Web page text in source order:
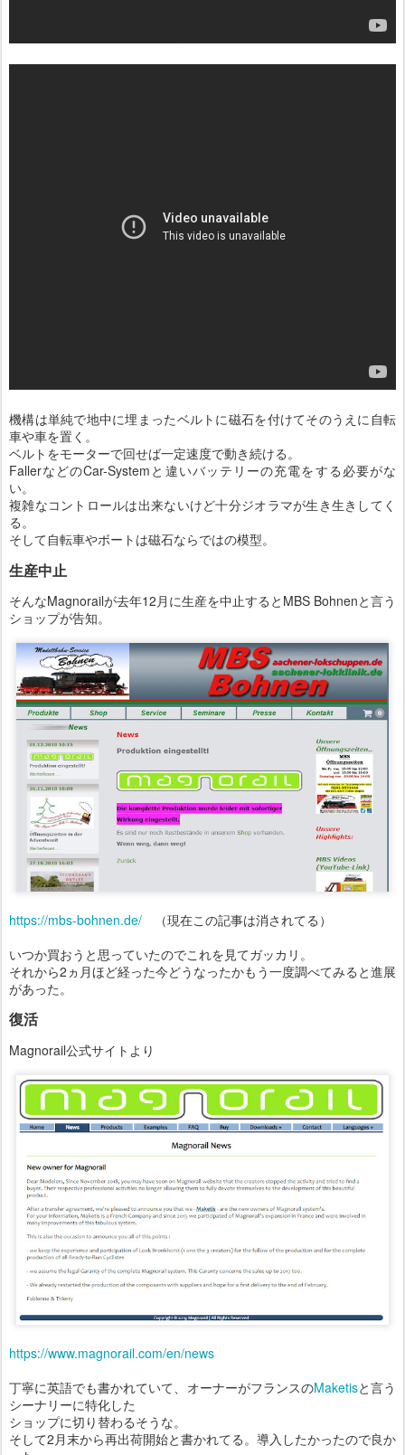
機構は単純で地中に埋まったベルトに磁石を付けてそのうえに自転
車や車を置く。
ベルトをモーターで回せば一定速度で動き続ける。
FallerなどのCar-Systemと違いバッテリーの充電をする必要がな
い。
複雑なコントロールは出来ないけど十分ジオラマが生き生きしてく
る。
そして自転車やボートは磁石ならではの模型。
生産中止
そんなMagnorailが去年12月に生産を中止するとMBS Bohnenと言う
ショップが告知。
https://mbs-bohnen.de/ （現在この記事は消されてる）
いつか買おうと思っていたのでこれを見てガッカリ。
それから2ヵ月ほど経った今どうなったかもう一度調べてみると進展
があった。
復活
Magnorail公式サイトより
https://www.magnorail.com/en/news
丁寧に英語でも書かれていて、オーナーがフランスのMaketisと言う
シーナリーに特化した
ショップに切り替わるそうな。
そして2月末から再出荷開始と書かれてる。導入したかったので良か